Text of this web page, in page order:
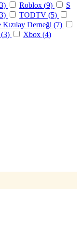
3) Roblox (9)
S
) TODTV (5)
Derneği (7)
3) Xbox (4)